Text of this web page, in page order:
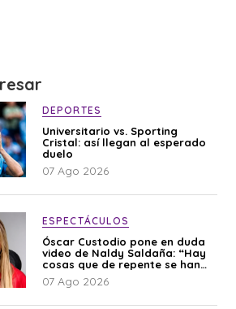
DEPORTES
Universitario vs. Sporting
Cristal: así llegan al esperado
duelo
07 Ago 2026
ESPECTÁCULOS
Óscar Custodio pone en duda
video de Naldy Saldaña: “Hay
cosas que de repente se han
editado”
07 Ago 2026